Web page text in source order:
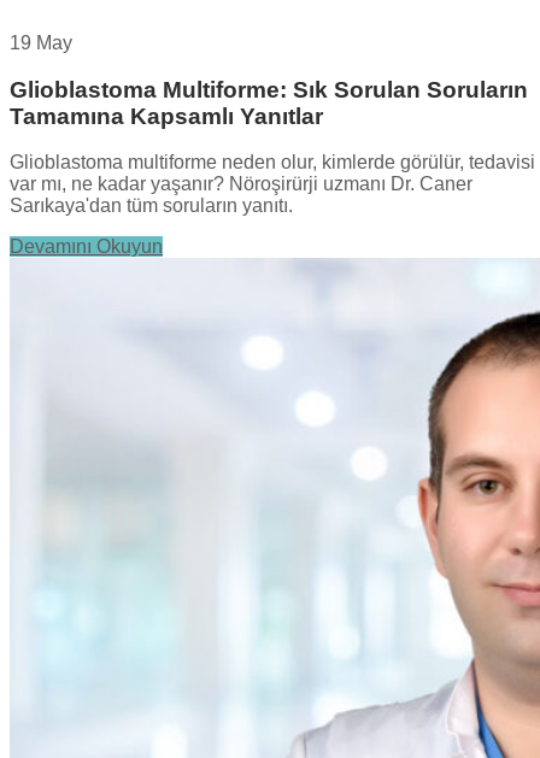
19 May
Glioblastoma Multiforme: Sık Sorulan Soruların
Tamamına Kapsamlı Yanıtlar
Glioblastoma multiforme neden olur, kimlerde görülür, tedavisi
var mı, ne kadar yaşanır? Nöroşirürji uzmanı Dr. Caner
Sarıkaya'dan tüm soruların yanıtı.
Devamını Okuyun